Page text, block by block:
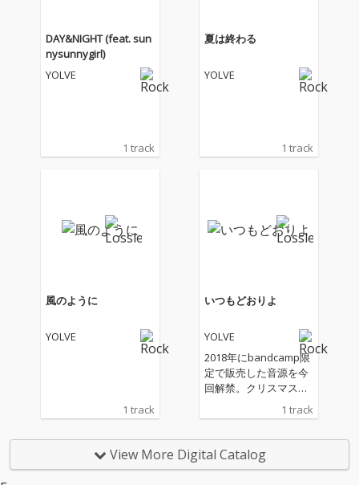
DAY&NIGHT (feat. sun
nysunnygirl)
YOLVE
1 track
夏は終わる
YOLVE
1 track
風のように
YOLVE
1 track
いつもどおりよ
YOLVE
2018年にbandcamp限
定で販売した音源を今
回解禁。クリスマスを
楽曲。
1 track
View More Digital Catalog